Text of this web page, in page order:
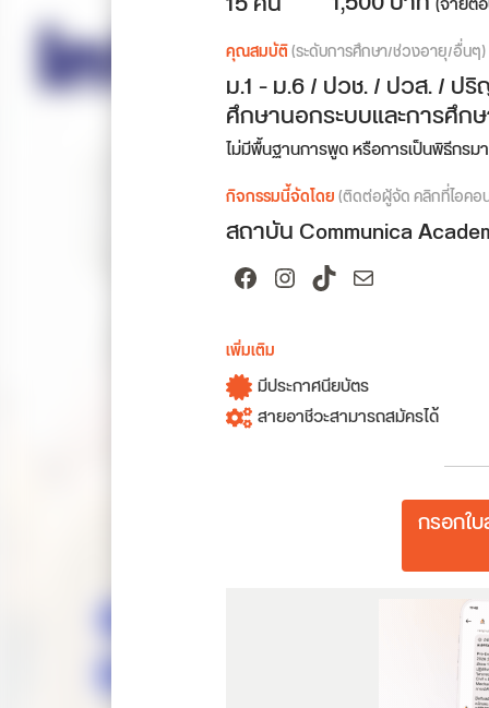
คุณสมบัติ(ระดับการศึกษา/ช่วงอายุ/อื่นๆ)
ม.1 - ม.6 / ปวช. / ปวส. /
ศึกษานอกระบบและการศึก
ไม่มีพื้นฐานการพูด หรือการเป็นพิธีกรม
กิจกรรมนี้จัดโดย(ติดต่อผู้จัด คลิกที่ไอคอ
สถาบัน Communica
Facebook
Instagram
TikTok
Mail
เพิ่มเติม
มีประกาศนียบัตร
สายอาชีวะสามารถสมัครได้
กรอกใ